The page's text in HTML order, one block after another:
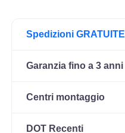
Spedizioni GRATUITE
Garanzia fino a 3 anni
Centri montaggio
DOT Recenti